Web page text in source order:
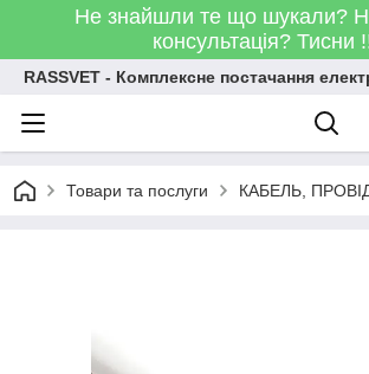
Не знайшли те що шукали?
консультація? Тисни
RASSVET - Комплексне постачання
Товари та послуги КАБЕЛЬ,